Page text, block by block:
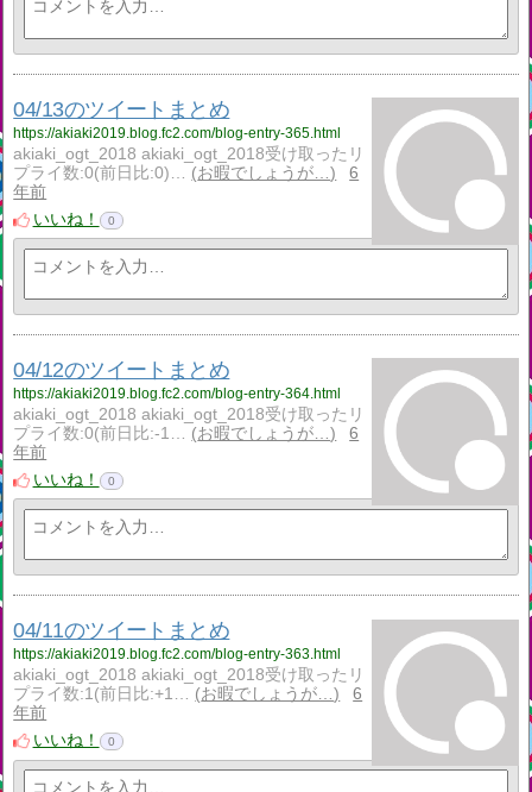
04/13のツイートまとめ
https://akiaki2019.blog.fc2.com/blog-entry-365.html
akiaki_ogt_2018 akiaki_ogt_2018受け取ったリ
プライ数:0(前日比:0)…
お暇でしょうが…
6
年前
いいね！
0
04/12のツイートまとめ
https://akiaki2019.blog.fc2.com/blog-entry-364.html
akiaki_ogt_2018 akiaki_ogt_2018受け取ったリ
プライ数:0(前日比:-1…
お暇でしょうが…
6
年前
いいね！
0
04/11のツイートまとめ
https://akiaki2019.blog.fc2.com/blog-entry-363.html
akiaki_ogt_2018 akiaki_ogt_2018受け取ったリ
プライ数:1(前日比:+1…
お暇でしょうが…
6
年前
いいね！
0